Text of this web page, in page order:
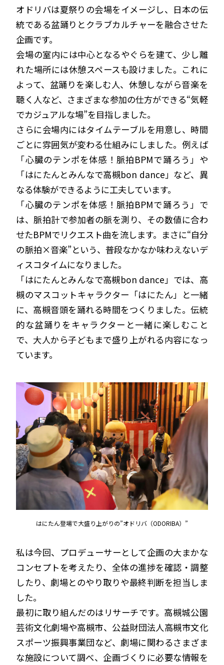
オドリバは夏祭りの会場をイメージし、日本の伝
統である盆踊りとクラブカルチャーを融合させた
企画です。
会場の室内には中心となるやぐらを建て、少し離
れた場所には休憩スペースも設けました。これに
よって、盆踊りを楽しむ人、休憩しながら音楽を
聴く人など、さまざまな参加の仕方ができる“気軽
でカジュアルな場”を目指しました。
さらに会場内にはタイムテーブルを用意し、時間
ごとに雰囲気が変わる仕組みにしました。例えば
「心臓のテンポを体感！脈拍BPMで踊ろう」や
「はにたんとみんなで高槻bon dance」など、異
なる体験ができるように工夫しています。
「心臓のテンポを体感！脈拍BPMで踊ろう」で
は、脈拍計で参加者の脈を測り、その数値に合わ
せたBPMでリクエスト曲を流します。まさに“自分
の脈拍×音楽”という、普段なかなか味わえないデ
ィスコタイムになりました。
「はにたんとみんなで高槻bon dance」では、高
槻のマスコットキャラクター「はにたん」と一緒
に、高槻音頭を踊れる時間をつくりました。伝統
的な盆踊りをキャラクターと一緒に楽しむこと
で、大人から子どもまで盛り上がれる内容になっ
ています。
はにたん登場で大盛り上がりの”オドリバ（ODORIBA）”
私は今回、プロデューサーとして企画の大まかな
コンセプトを考えたり、全体の進捗を確認・調整
したり、劇場とのやり取りや最終判断を担当しま
した。
最初に取り組んだのはリサーチです。高槻城公園
芸術文化劇場や高槻市、公益財団法人高槻市文化
スポーツ振興事業団など、劇場に関わるさまざま
な施設について調べ、企画づくりに必要な情報を